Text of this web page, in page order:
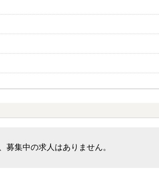
募集中の求人はありません。